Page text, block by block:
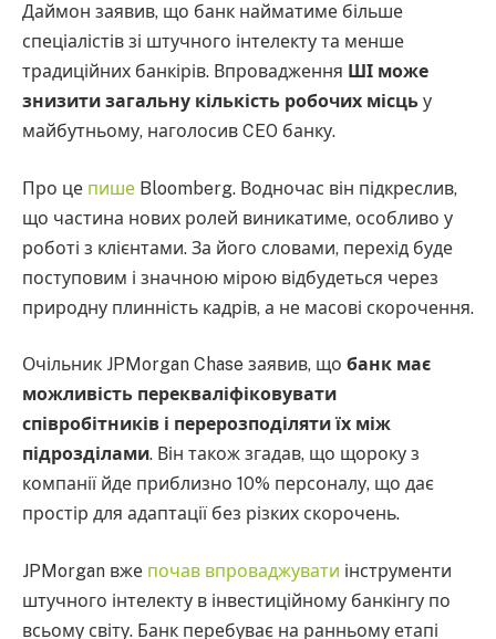
Даймон заявив, що банк найматиме більше
спеціалістів зі штучного інтелекту та менше
традиційних банкірів. Впровадження ШІ може
знизити загальну кількість робочих місць у
майбутньому, наголосив CEO банку.
Про це пише Bloomberg. Водночас він підкреслив,
що частина нових ролей виникатиме, особливо у
роботі з клієнтами. За його словами, перехід буде
поступовим і значною мірою відбудеться через
природну плинність кадрів, а не масові скорочення.
Очільник JPMorgan Chase заявив, що банк має
можливість перекваліфіковувати
співробітників і перерозподіляти їх між
підрозділами. Він також згадав, що щороку з
компанії йде приблизно 10% персоналу, що дає
простір для адаптації без різких скорочень.
JPMorgan вже почав впроваджувати інструменти
штучного інтелекту в інвестиційному банкінгу по
всьому світу. Банк перебуває на ранньому етапі